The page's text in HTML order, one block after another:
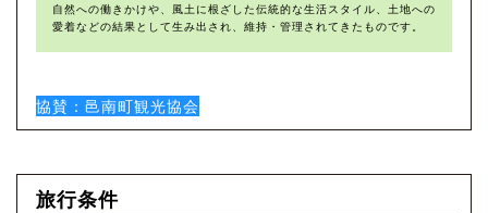
自然への働きかけや、風土に根ざした伝統的な生活スタイル、土地への
愛着などの結果として生み出され、維持・管理されてきたものです。
協賛：邑南町観光協会
旅行条件